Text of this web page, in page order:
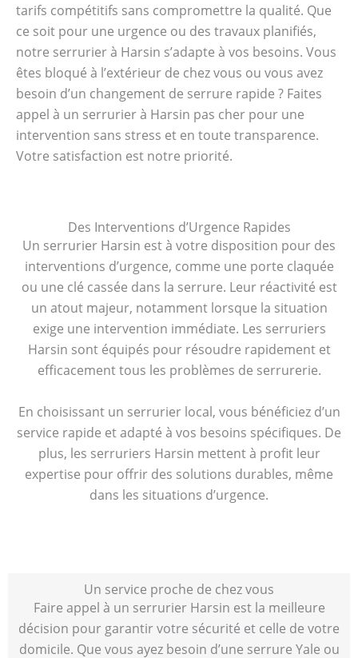
tarifs compétitifs sans compromettre la qualité. Que
ce soit pour une urgence ou des travaux planifiés,
notre serrurier à Harsin s’adapte à vos besoins. Vous
êtes bloqué à l’extérieur de chez vous ou vous avez
besoin d’un changement de serrure rapide ? Faites
appel à un serrurier à Harsin pas cher pour une
intervention sans stress et en toute transparence.
Votre satisfaction est notre priorité.
Des Interventions d’Urgence Rapides
Un serrurier Harsin est à votre disposition pour des
interventions d’urgence, comme une porte claquée
ou une clé cassée dans la serrure. Leur réactivité est
un atout majeur, notamment lorsque la situation
exige une intervention immédiate. Les serruriers
Harsin sont équipés pour résoudre rapidement et
efficacement tous les problèmes de serrurerie.
En choisissant un serrurier local, vous bénéficiez d’un
service rapide et adapté à vos besoins spécifiques. De
plus, les serruriers Harsin mettent à profit leur
expertise pour offrir des solutions durables, même
dans les situations d’urgence.
Un service proche de chez vous
Faire appel à un serrurier Harsin est la meilleure
décision pour garantir votre sécurité et celle de votre
domicile. Que vous ayez besoin d’une serrure Yale ou